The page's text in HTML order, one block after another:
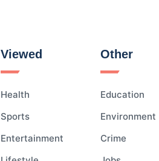
Viewed
Health
Sports
Entertainment
Other
Education
Environment
Crime